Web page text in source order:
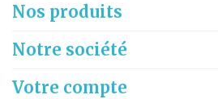
Nos produits
Notre société
Votre compte